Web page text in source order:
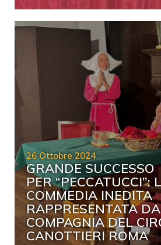
26 Ottobre 2024
GRANDE SUCCESSO
PER “PECCATUCCI”:
COMMEDIA INEDITA
RAPPRESENTATA
COMPAGNIA DEL
CANOTTIERI ROMA